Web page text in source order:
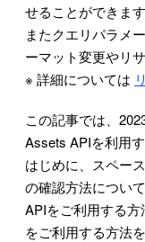
せることができます
またクエリパラメ
ーマット変更やリ
※ 詳細については
この記事では、
Assets APIを利用
はじめに、スペー
の確認方法につい
APIをご利用する
をご利用する方法